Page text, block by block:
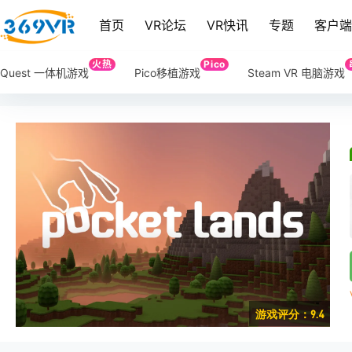
首页 VR论坛 VR快讯 专题 客户
Quest 一体机游戏
火热
Pico移植游戏
Pico
Steam VR 电脑游戏
游戏评分：9.4